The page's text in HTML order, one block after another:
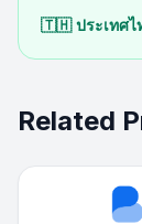
🇹🇭 ประเทศไ
Related